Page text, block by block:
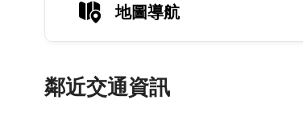
地圖導航
鄰近交通資訊